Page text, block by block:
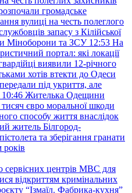
громадське
вулиці на честь полеглого
запасу з Кілійської
Міноборони та ЗСУ 12:53 На
портал: які локації
гвардійці виявили 12-річного
хотів втекти до Одеси
під укриття, але
10:46 Жителька Одещини
тисяч євро моральної шкоди
способу життя внаслідок
житель Білгород-
та зберігання гранати
центрів МВС для
відкриттям кримінальних
“Ізмаїл. Фабрика-кухня”